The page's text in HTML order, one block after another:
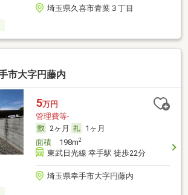
埼玉県久喜市青葉３丁目
市大字円藤内
5万円
管理費等-
2ヶ月
1ヶ月
面積198m2
東武日光線 幸手駅 徒歩22分
埼玉県幸手市大字円藤内